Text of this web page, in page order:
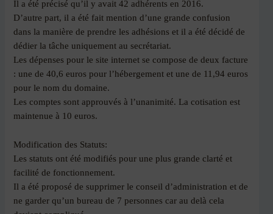
Il a été précisé qu’il y avait 42 adhérents en 2016.
D’autre part, il a été fait mention d’une grande confusion
dans la manière de prendre les adhésions et il a été décidé de
dédier la tâche uniquement au secrétariat.
Les dépenses pour le site internet se compose de deux facture
: une de 40,6 euros pour l’hébergement et une de 11,94 euros
pour le nom du domaine.
Les comptes sont approuvés à l’unanimité. La cotisation est
maintenue à 10 euros.
Modification des Statuts:
Les statuts ont été modifiés pour une plus grande clarté et
facilité de fonctionnement.
Il a été proposé de supprimer le conseil d’administration et de
ne garder qu’un bureau de 7 personnes car au delà cela